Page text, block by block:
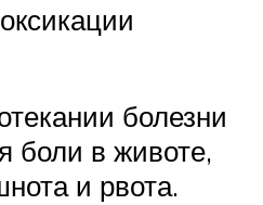
болезни
боли в животе,
и рвота.